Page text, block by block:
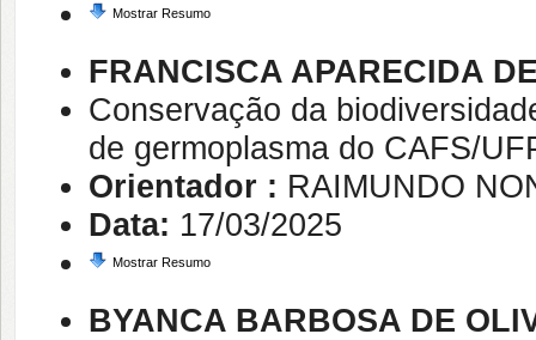
Mostrar Resumo
FRANCISCA APARECIDA
Conservação da
de germoplasma do CAFS/
Orientador : RAIMUNDO
Data: 17/03/2025
Mostrar Resumo
BYANCA BARBOSA DE